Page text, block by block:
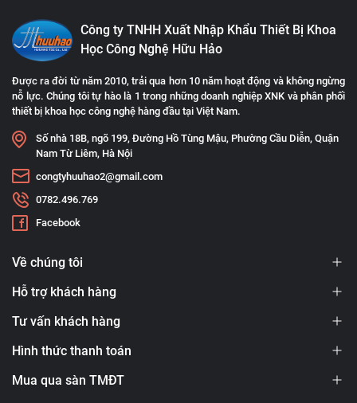
Công ty TNHH Xuất Nhập Khẩu Thiết Bị Khoa
Học Công Nghệ Hữu Hảo
Được ra đời từ năm 2010, trải qua hơn 10 năm hoạt động và không ngừng
nỗ lực. Chúng tôi tự hào là 1 trong những doanh nghiệp XNK và phân phối
thiết bị khoa học công nghệ hàng đầu tại Việt Nam.
Số nhà 18B, ngõ 199, Đường Hồ Tùng Mậu, Phường Cầu Diễn, Quận
Nam Từ Liêm, Hà Nội
congtyhuuhao2@gmail.com
0782.496.769
Facebook
Về chúng tôi
Hỗ trợ khách hàng
Tư vấn khách hàng
Hình thức thanh toán
Mua qua sàn TMĐT